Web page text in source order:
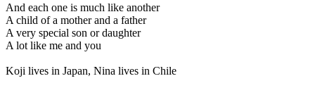
And each one is much like another
A child of a mother and a father
A very special son or daughter
A lot like me and you
Koji lives in Japan, Nina lives in Chile